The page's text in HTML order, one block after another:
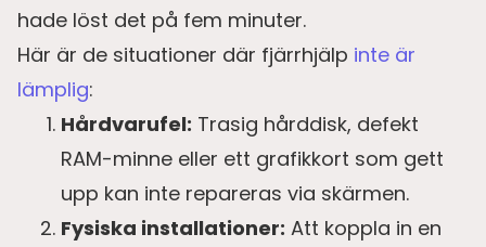
hade löst det på fem minuter.
Här är de situationer där fjärrhjälp inte är
lämplig:
Hårdvarufel: Trasig hårddisk, defekt
RAM-minne eller ett grafikkort som gett
upp kan inte repareras via skärmen.
Fysiska installationer: Att koppla in en